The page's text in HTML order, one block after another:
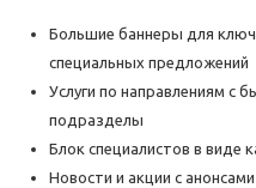
Большие баннеры для
специальных предложений
Услуги по направлениям с
подразделы
Блок специалистов в виде
Новости и акции с